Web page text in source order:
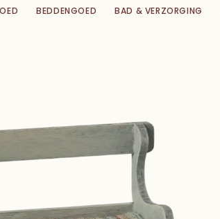
BEDDENGOED BAD & VERZORGING